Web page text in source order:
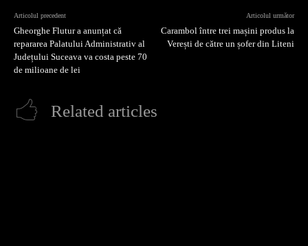
Articolul precedent
Gheorghe Flutur a anunțat că
repararea Palatului Administrativ al
Județului Suceava va costa peste 70
de milioane de lei
Articolul următor
Carambol între trei mașini produs la
Verești de către un șofer din Liteni
Related articles